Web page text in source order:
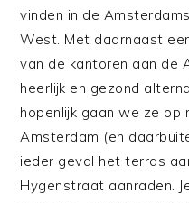
vinden in de
West. Met daarnaast
van de kantoren aan de
heerlijk en gezond
hopenlijk gaan we ze op
Amsterdam (en
ieder geval het terras
Hygenstraat aanraden.